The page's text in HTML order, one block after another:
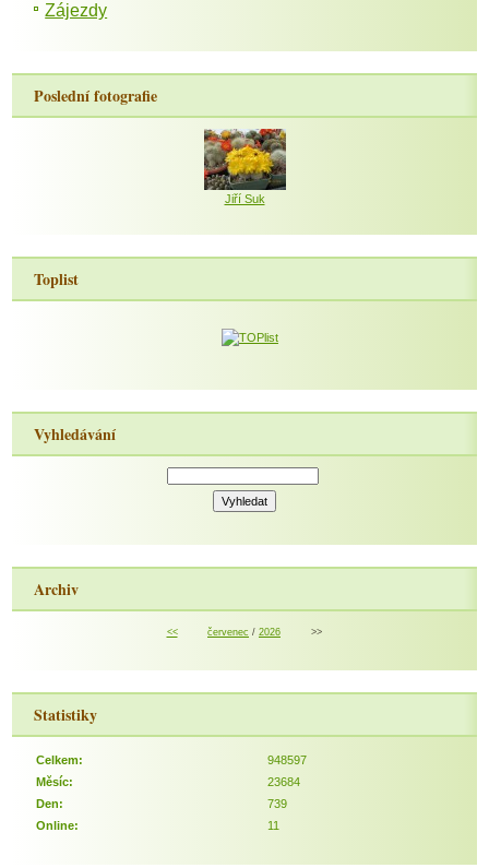
Zájezdy
Poslední fotografie
Jiří Suk
Toplist
Vyhledávání
Archiv
<< červenec / 2026 >>
Statistiky
Online: 11
Celkem:
948597
Měsíc:
23684
Den:
739